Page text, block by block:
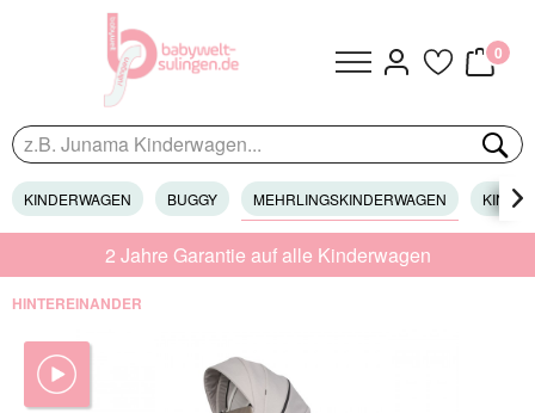
0
KINDERWAGEN BUGGY MEHRLINGSKINDERWAGEN 
2 Jahre Garantie auf alle Kinderwagen
HINTEREINANDER